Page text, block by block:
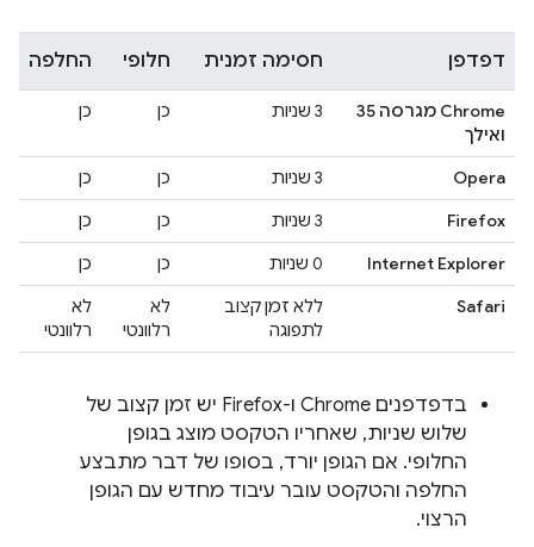
דפדפן חסימה זמנית חלופי החלפה
Chrome מגרסה 35
ואילך
3 שניות כן כן
Opera 3 שניות כן
כן
Firefox
3 שניות כן
כן
Internet Explorer
0 שניות כן
כן
Safari
ללא זמן קצוב
לתפוגה
לא
רלוונטי
לא
רלוונטי
בדפדפנים Chrome ו-Firefox יש זמן קצוב של
שלוש שניות, שאחריו הטקסט מוצג בגופן
החלופי. אם הגופן יורד, בסופו של דבר מתבצע
החלפה והטקסט עובר עיבוד מחדש עם הגופן
הרצוי.